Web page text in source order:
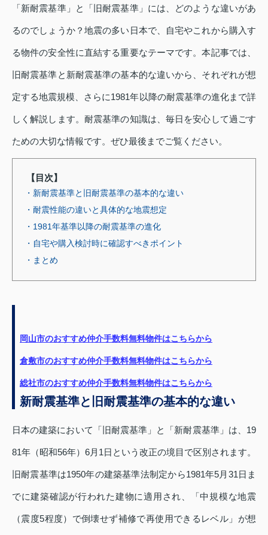
「新耐震基準」と「旧耐震基準」には、どのような違いがあ
るのでしょうか？地震の多い日本で、自宅やこれから購入す
る物件の安全性に直結する重要なテーマです。本記事では、
旧耐震基準と新耐震基準の基本的な違いから、それぞれが想
定する地震規模、さらに1981年以降の耐震基準の進化まで詳
しく解説します。耐震基準の知識は、毎日を安心して過ごす
ための大切な情報です。ぜひ最後までご覧ください。
【目次】
・新耐震基準と旧耐震基準の基本的な違い
・耐震性能の違いと具体的な地震想定
・1981年基準以降の耐震基準の進化
・自宅や購入検討時に確認すべきポイント
・まとめ
岡山市のおすすめ仲介手数料無料物件はこちらから
倉敷市のおすすめ仲介手数料無料物件はこちらから
総社市のおすすめ仲介手数料無料物件はこちらから
新耐震基準と旧耐震基準の基本的な違い
日本の建築において「旧耐震基準」と「新耐震基準」は、19
81年（昭和56年）6月1日という改正の境目で区別されます。
旧耐震基準は1950年の建築基準法制定から1981年5月31日ま
でに建築確認が行われた建物に適用され、「中規模な地震
（震度5程度）で倒壊せず補修で再使用できるレベル」が想